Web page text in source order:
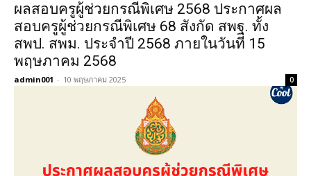
ผลสอบครูผู้ช่วยกรณีพิเศษ 2568 ประกาศผล
สอบครูผู้ช่วยกรณีพิเศษ 68 สังกัด สพฐ. ทั้ง
สพป. สพม. ประจำปี 2568 ภายในวันที่ 15
พฤษภาคม 2568
admin001 - 10 พฤษภาคม 2025 0